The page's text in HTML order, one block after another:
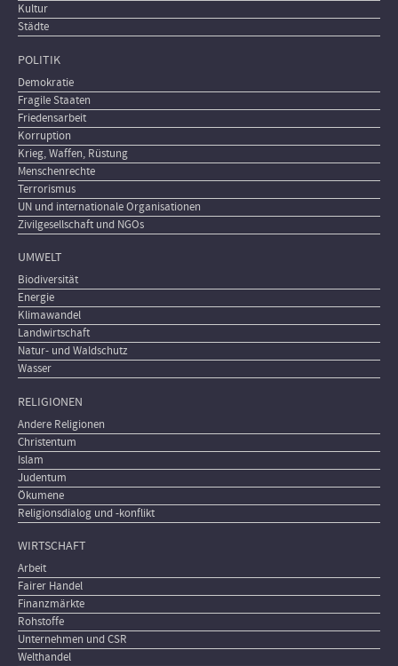
Kultur
Städte
POLITIK
Demokratie
Fragile Staaten
Friedensarbeit
Korruption
Krieg, Waffen, Rüstung
Menschenrechte
Terrorismus
UN und internationale Organisationen
Zivilgesellschaft und NGOs
UMWELT
Biodiversität
Energie
Klimawandel
Landwirtschaft
Natur- und Waldschutz
Wasser
RELIGIONEN
Andere Religionen
Christentum
Islam
Judentum
Ökumene
Religionsdialog und -konflikt
WIRTSCHAFT
Arbeit
Fairer Handel
Finanzmärkte
Rohstoffe
Unternehmen und CSR
Welthandel